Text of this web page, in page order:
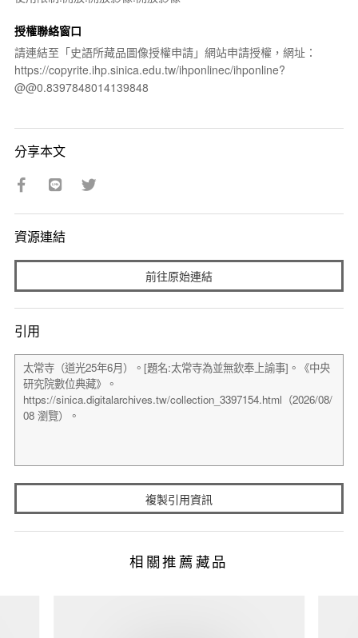
授權聯絡窗口
請連結至「史語所藏品圖像授權申請」網站申請授權，網址：
https://copyrite.ihp.sinica.edu.tw/ihponlinec/ihponline?
@@0.8397848014139848
分享本文
資源連結
前往原始連結
引用
複製引用資訊
相關推薦藏品